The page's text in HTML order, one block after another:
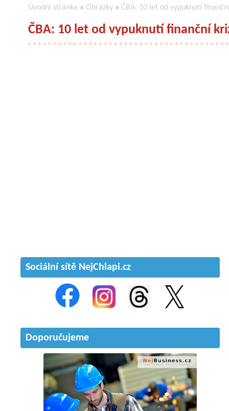
Úvodní stránka » Obrázky » ČBA: 10 let od vypuknutí
ČBA: 10 let od vypuknutí finanční
Sociální sítě NejChlapi.cz
Doporučujeme